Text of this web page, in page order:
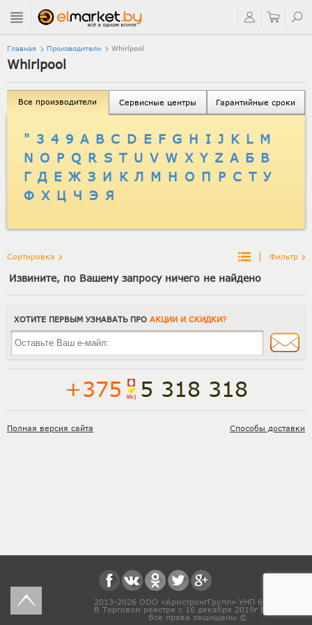
Главная Производители Whirlpool
Whirlpool
Все производители Сервисные центры Гарантийные сроки
" 3 4 9 A B C D E F G H I J K L M
N O P Q R S T U V W X Y Z А Б В
Г Д Е Ж З И К Л М Н О П Р С Т У
Ф Х Ц Ч Э Я
Сортировка | Фильтр
Извините, по Вашему запросу ничего не найдено
ХОТИТЕ ПЕРВЫМ УЗНАВАТЬ ПРО АКЦИИ И СКИДКИ?
+375 5 318 318
Полная версия сайта Способы доставки
2013-2026 ООО «АрмстронгГрупп» УНП 691831571
В Торговом реестре с 16 декабря 2019г № 468454
Все права защищены ©